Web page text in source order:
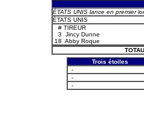
ÉTATS UNIS lance en premier
ÉTATS UNIS
# TIREUR
3 Jincy Dunne
18 Abby Roque
Trois étoiles
-
-
-